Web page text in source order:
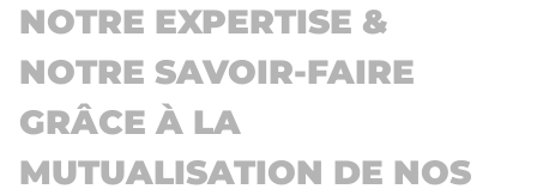
NOTRE EXPERTISE &
NOTRE SAVOIR-FAIRE
GRÂCE À LA
MUTUALISATION DE NOS